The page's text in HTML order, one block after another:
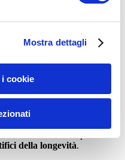
Mostra dettagli
cookie
, ma essere consapevoli di
10 ANNI ALLA TUA
cardiovascolari gravi con
e invece…
di allenarti in pochi
della longevità.